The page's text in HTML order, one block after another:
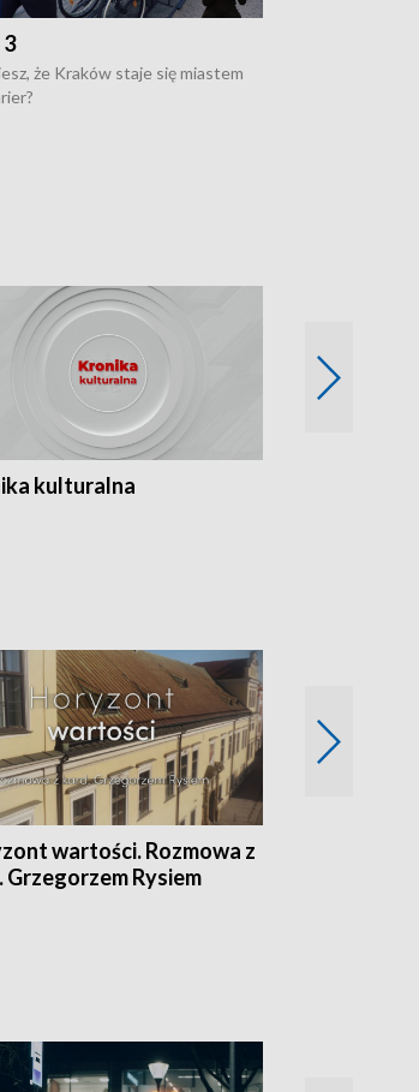
że Kraków staje się miastem
kulturalna
wartości. Rozmowa z
Grzegorzem Rysiem